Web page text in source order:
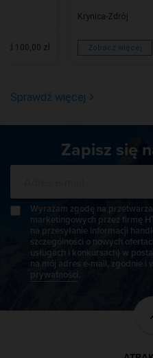
od 100,00 zł
Krynica-Zdrój
Zobacz więcej
Sprawdź więcej
Zapisz się
Wyrażam zgodę na
marketingowych przez firmę
na przesyłanie informacji
szczególności o nowych
usługach i konkursach) w
na mój adres e-mail, zgodnie i
prywatności.